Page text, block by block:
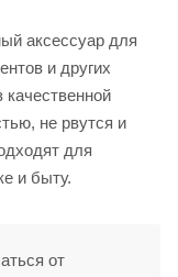
аксессуар для
и других
не рвутся и
для
и быту.
от